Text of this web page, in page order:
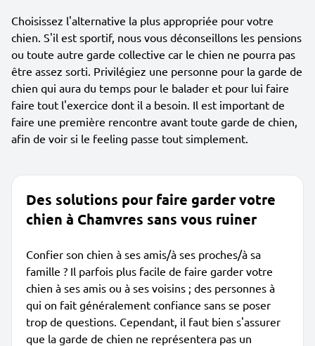
Choisissez l'alternative la plus appropriée pour votre
chien. S'il est sportif, nous vous déconseillons les pensions
ou toute autre garde collective car le chien ne pourra pas
être assez sorti. Privilégiez une personne pour la garde de
chien qui aura du temps pour le balader et pour lui faire
faire tout l'exercice dont il a besoin. Il est important de
faire une première rencontre avant toute garde de chien,
afin de voir si le feeling passe tout simplement.
Des solutions pour faire garder votre
chien à Chamvres sans vous ruiner
Confier son chien à ses amis/à ses proches/à sa
famille ? Il parfois plus facile de faire garder votre
chien à ses amis ou à ses voisins ; des personnes à
qui on fait généralement confiance sans se poser
trop de questions. Cependant, il faut bien s'assurer
que la garde de chien ne représentera pas un